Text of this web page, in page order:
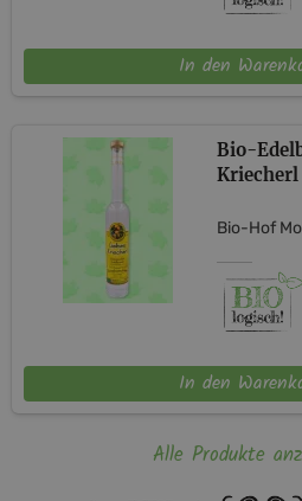
In den
Bio-
Kriecherl
Bio-Hof
In den
Alle Produkte